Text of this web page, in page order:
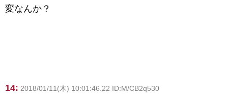
変なんか？
14: 2018/01/11(木) 10:01:46.22 ID:M/CB2q530